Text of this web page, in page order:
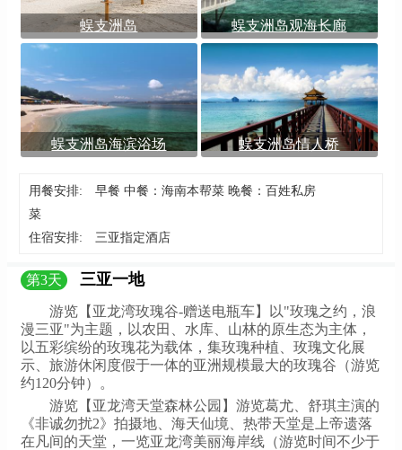
蜈支洲岛 蜈支洲岛观海长廊
蜈支洲岛海滨浴场 蜈支洲岛情人桥
用餐安排:
早餐 中餐：海南本帮菜 晚餐：百姓私房
菜
住宿安排:
三亚指定酒店
第3天 三亚一地
游览【亚龙湾玫瑰谷-赠送电瓶车】以"玫瑰之约，浪
漫三亚"为主题，以农田、水库、山林的原生态为主体，
以五彩缤纷的玫瑰花为载体，集玫瑰种植、玫瑰文化展
示、旅游休闲度假于一体的亚洲规模最大的玫瑰谷（游览
约120分钟）。
游览【亚龙湾天堂森林公园】游览葛尤、舒琪主演的
《非诚勿扰2》拍摄地、海天仙境、热带天堂是上帝遗落
在凡间的天堂，一览亚龙湾美丽海岸线（游览时间不少于